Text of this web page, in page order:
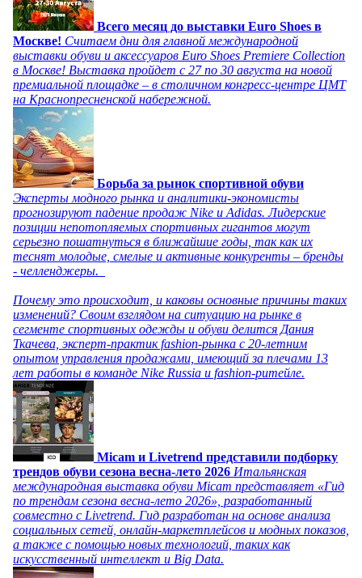
Всего месяц до выставки Euro Shoes в
Москве! Считаем дни для главной международной
выставки обуви и аксессуаров Euro Shoes Premiere Collection
в Москве! Выставка пройдет с 27 по 30 августа на новой
премиальной площадке – в столичном конгресс-центре ЦМТ
на Краснопресненской набережной.
Борьба за рынок спортивной обуви
Эксперты модного рынка и аналитики-экономисты
прогнозируют падение продаж Nike и Adidas. Лидерские
позиции непотопляемых спортивных гигантов могут
серьезно пошатнуться в ближайшие годы, так как их
теснят молодые, смелые и активные конкуренты – бренды
- челленджеры.
Почему это происходит, и каковы основные причины таких
изменений? Своим взглядом на ситуацию на рынке в
сегменте спортивных одежды и обуви делится Дания
Ткачева, эксперт-практик fashion-рынка с 20-летним
опытом управления продажами, имеющий за плечами 13
лет работы в команде Nike Russia и fashion-ритейле.
Micam и Livetrend представили подборку
трендов обуви сезона весна-лето 2026 Итальянская
международная выставка обуви Micam представляет «Гид
по трендам сезона весна-лето 2026», разработанный
совместно с Livetrend. Гид разработан на основе анализа
социальных сетей, онлайн-маркетплейсов и модных показов,
а также с помощью новых технологий, таких как
искусственный интеллект и Big Data.